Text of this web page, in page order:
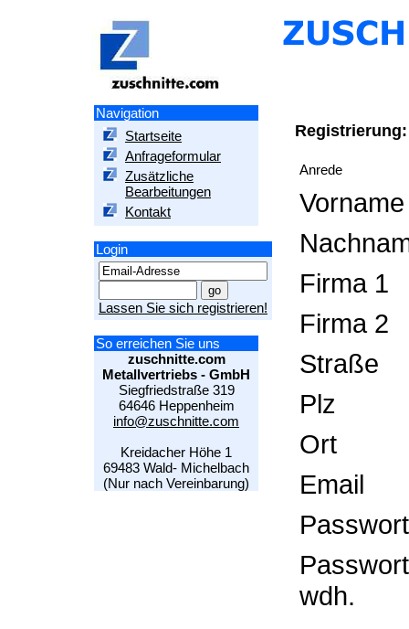
Navigation
Startseite
Anfrageformular
Zusätzliche
Bearbeitungen
Kontakt
Login
Lassen Sie sich registrieren!
So erreichen Sie uns
zuschnitte.com
Metallvertriebs - GmbH
Siegfriedstraße 319
64646 Heppenheim
info@zuschnitte.com
Kreidacher Höhe 1
69483 Wald- Michelbach
(Nur nach Vereinbarung)
Registrierung:
Anrede
Vorname
Firma 1
Firma 2
Straße
Plz
Ort
Email
Passwort
Passwort
wdh.